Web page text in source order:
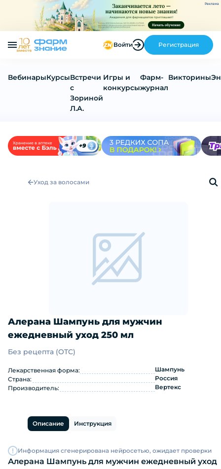
Реклама
Войти Регистрация
ВебинарыКурсыВстречи
с
Зориной
Л.А.
Игры и
конкурсы
Фарм-
журнал
Викторины
Уход за волосами
Алерана Шампунь для мужчин
ежедневный уход 250 мл
Алерана Шампунь для мужчин
Без рецепта (OTC)
Лекарственная форма:
Шампунь
Страна:
Россия
Производитель:
Вертекс
Описание Инструкция
Информация сгенерирована нейросетью, ожидает проверки
Алерана Шампунь для мужчин ежедневный уход